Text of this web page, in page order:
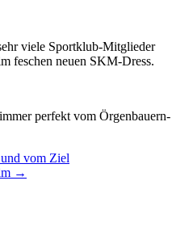
viele Sportklub-Mitglieder
feschen neuen SKM-Dress.
perfekt vom Örgenbauern-
vom Ziel
→